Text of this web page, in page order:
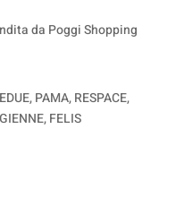
da Poggi Shopping
PAMA, RESPACE,
FELIS